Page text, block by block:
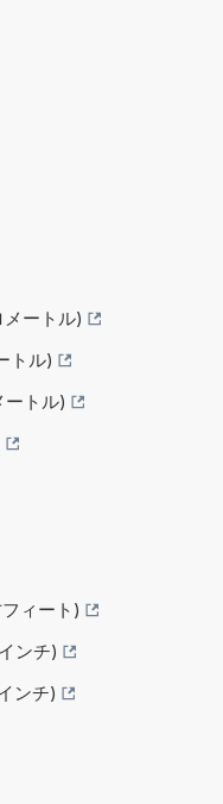
ートル)
トル)
トル)
ィート)
ンチ)
ンチ)